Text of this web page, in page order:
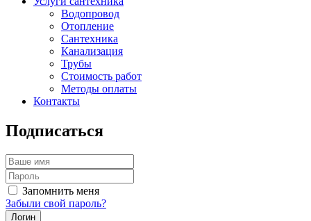
Водопровод
Отопление
Сантехника
Канализация
Трубы
Стоимость работ
Методы оплаты
Контакты
Подписаться
Запомнить меня
Забыли свой пароль?